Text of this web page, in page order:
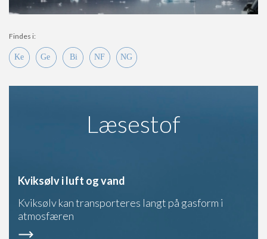
Findes i:
Læsestof
Kviksølv i luft og vand
Kviksølv kan transporteres langt på gasform i
atmosfæren